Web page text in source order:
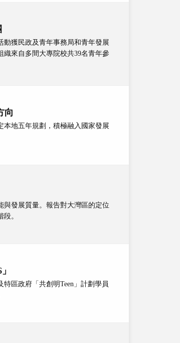
動獲民政及青年事務局和青年發展
來自多間大專院校共39名青年參
向
本地五年規劃，積極融入國家發展
與發展質量。報告對大灣區的定位
。
區政府「共創明Teen」計劃學員